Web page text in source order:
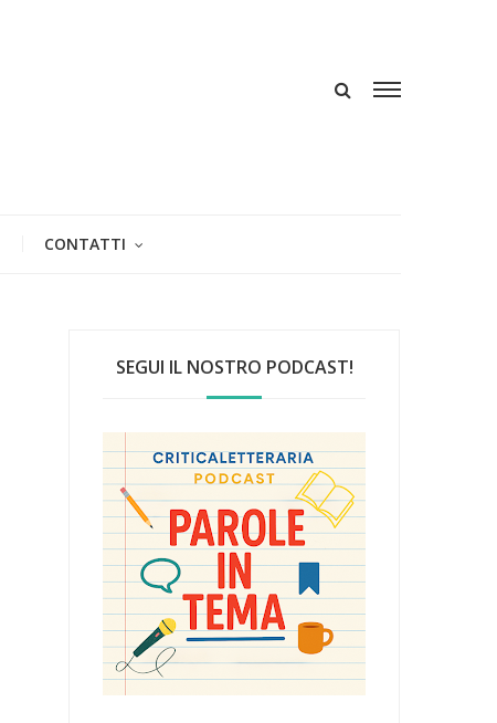
CONTATTI
SEGUI IL NOSTRO PODCAST!